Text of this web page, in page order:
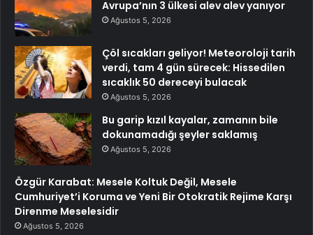
Avrupa’nın 3 ülkesi alev alev yanıyor
Ağustos 5, 2026
Çöl sıcakları geliyor! Meteoroloji tarih
verdi, tam 4 gün sürecek: Hissedilen
sıcaklık 50 dereceyi bulacak
Ağustos 5, 2026
Bu garip kızıl kayalar, zamanın bile
dokunamadığı şeyler saklamış
Ağustos 5, 2026
Özgür Karabat: Mesele Koltuk Değil, Mesele
Cumhuriyet’i Koruma ve Yeni Bir Otokratik Rejime Karşı
Direnme Meselesidir
Ağustos 5, 2026